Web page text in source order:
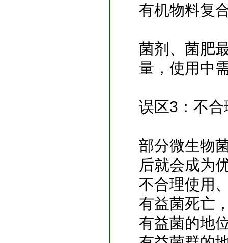
有机物料复
菌剂、菌肥
量，使用中
误区3：不合
部分微生物
后就会成为
不合理使用
有益菌死亡
有益菌的地